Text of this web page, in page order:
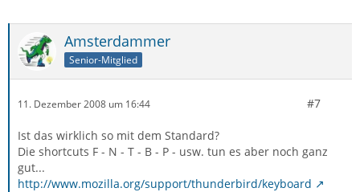
Amsterdammer
Senior-Mitglied
11. Dezember 2008 um 16:44 #7
Ist das wirklich so mit dem Standard?
Die shortcuts F - N - T - B - P - usw. tun es aber noch ganz
gut...
http://www.mozilla.org/support/thunderbird/keyboard